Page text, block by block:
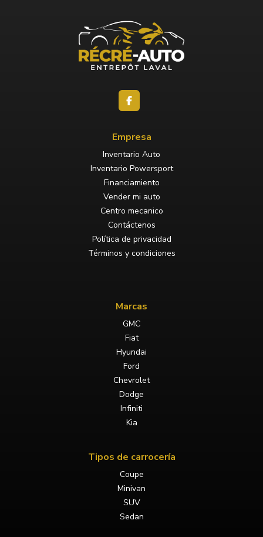
Empresa
Inventario Auto
Inventario Powersport
Financiamiento
Vender mi auto
Centro mecanico
Contáctenos
Política de privacidad
Términos y condiciones
Marcas
GMC
Fiat
Hyundai
Ford
Chevrolet
Dodge
Infiniti
Kia
Tipos de carrocería
Coupe
Minivan
SUV
Sedan